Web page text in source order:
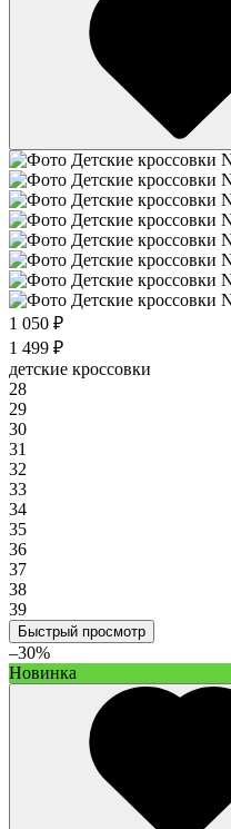
1 050 ₽
1 499 ₽
детские кроссовки
28
29
30
31
32
33
34
35
36
37
38
39
Быстрый просмотр
–30%
Новинка